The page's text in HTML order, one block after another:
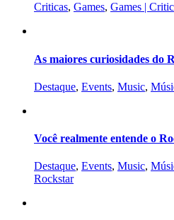
Criticas, Games, Games |
As maiores curiosidades do
Destaque, Events, Music,
Você realmente entende o
Destaque, Events, Music,
Rockstar